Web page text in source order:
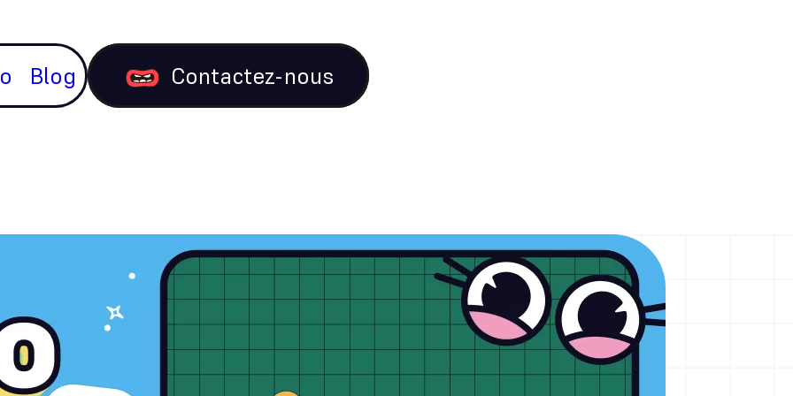
Blog Contactez-nous